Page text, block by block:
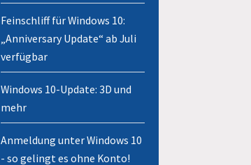
Feinschliff für Windows 10:
„Anniversary Update“ ab Juli
verfügbar
Windows 10-Update: 3D und
mehr
Anmeldung unter Windows 10
- so gelingt es ohne Konto!